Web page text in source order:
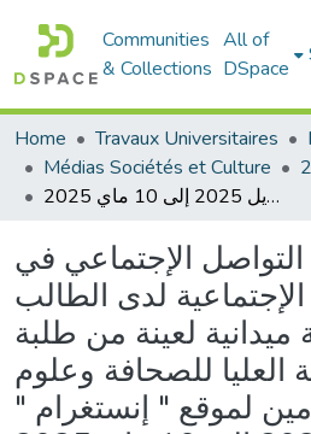
Communities
& Collections
All of
DSpace
Home Travaux Universitaires
Médias Sociétés et Culture
دور مواقع التواصل الإجتماعي في ترسيخ القيم الإجتماعية لدى الطالب الجامعي : دراسة ميدانية لعينة من طلبة المدرسة الوطنية العليا للصحافة وعلوم الإعلام المستخدمين لموقع " إنستغرام " من 10 أفريل 2025 إلى 10 ماي 2025
الإجتماعي في
لدى الطالب
لعينة من طلبة
العليا للصحافة وعلوم
لموقع " إنستغرام "